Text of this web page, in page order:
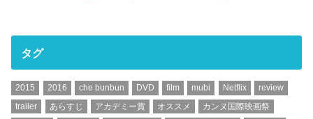
タグ
2015 2016 che bunbun DVD film mubi Netflix
review
trailer
あらすじ アカデミー賞 オススメ
カンヌ国際映画祭